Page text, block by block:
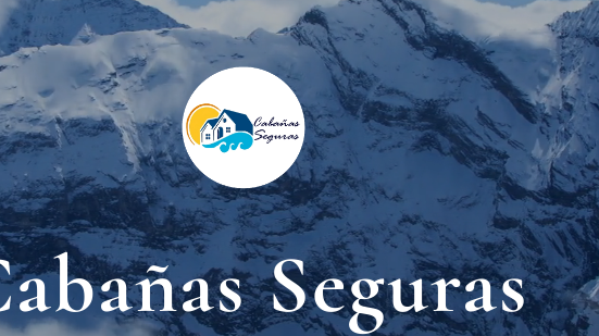
Seguras